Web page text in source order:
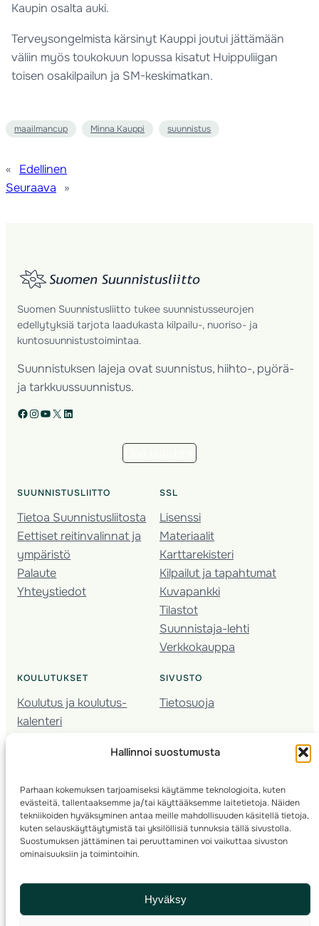
Hallinnoi suostumusta
Parhaan kokemuksen tarjoamiseksi käytämme teknologioita, kuten
evästeitä, tallentaaksemme ja/tai käyttääksemme laitetietoja. Näiden
tekniikoiden hyväksyminen antaa meille mahdollisuuden käsitellä tietoja,
kuten selauskäyttäytymistä tai yksilöllisiä tunnuksia tällä sivustolla.
Suostumuksen jättäminen tai peruuttaminen voi vaikuttaa sivuston
ominaisuuksiin ja toimintoihin.
Hyväksy
Kaupin osalta auki.
Terveysongelmista kärsinyt Kauppi joutui jättämään
väliin myös toukokuun lopussa kisatut Huippuliigan
toisen osakilpailun ja SM-keskimatkan.
maailmancup Minna Kauppi suunnistus
«
Edellinen
Seuraava
»
Suomen Suunnistusliitto tukee suunnistusseurojen
edellytyksiä tarjota laadukasta kilpailu-, nuoriso- ja
kuntosuunnistustoimintaa.
Suunnistuksen lajeja ovat suunnistus, hiihto-, pyörä-
ja tarkkuussuunnistus.
Facebook Instagram YouTube X LinkedIn
SUUNNISTUSLIITTO
Tietoa Suunnistusliitosta
Eettiset reitinvalinnat ja
ympäristö
Palaute
Yhteystiedot
SSL
Lisenssi
Materiaalit
Karttarekisteri
Kilpailut ja tapahtumat
Kuvapankki
Tilastot
Suunnistaja-lehti
Verkkokauppa
KOULUTUKSET
Koulutus ja koulutus­
kalenteri
Seura­kehittäminen
Kartoitus
Ratamestari
SIVUSTO
Tietosuoja
© 2025 ·Suomen Suunnistusliitto· Valimotie 10, 00380 Helsinki, Finland
info(a)suunnistusliitto.fi,Rastilipun asiat: rastilippu(a)suunnistusliitto.fi
Kilpailut ja kuntorastit – Rastilippu:::Rastilipun ohjeet